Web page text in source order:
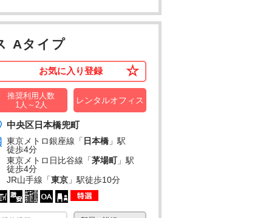
Aタイプ
お気に入り登録
推奨利用人数
1人～2人
レンタルオフィス
中央区日本橋兜町
東京メトロ銀座線「 日本橋 」駅
徒歩4分
東京メトロ日比谷線「茅場町」駅
徒歩4分
JR山手線「東京 」駅徒歩10分